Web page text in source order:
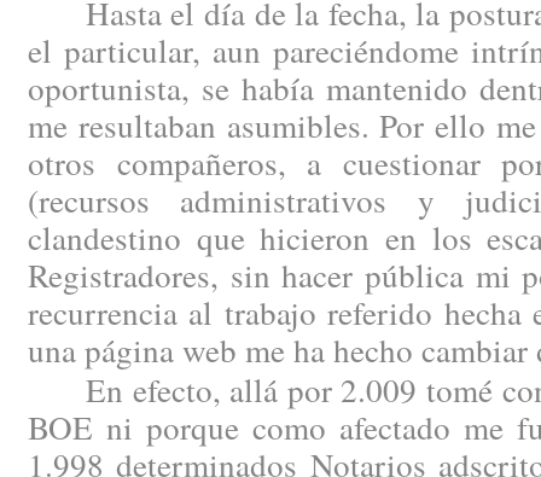
Hasta el día de la fecha, la
el particular, aun pareciéndome
oportunista, se había mantenido
me resultaban asumibles. Por ello
otros compañeros, a cuestionar
(recursos administrativos y
clandestino que hicieron en los
Registradores, sin hacer pública mi
recurrencia al trabajo referido hecha
una página web me ha hecho
En efecto, allá por 2.009 tomé
BOE ni porque como afectado me
1.998 determinados Notarios